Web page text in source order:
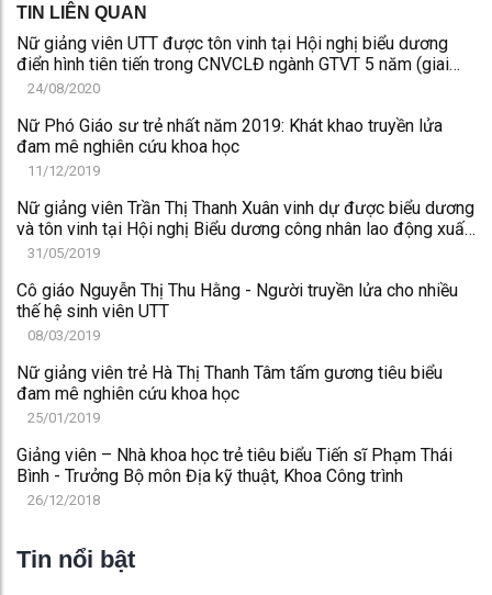
TIN LIÊN QUAN
Nữ giảng viên UTT được tôn vinh tại Hội nghị biểu dương
điển hình tiên tiến trong CNVCLĐ ngành GTVT 5 năm (giai
đoạn 2016-2020)
24/08/2020
Nữ Phó Giáo sư trẻ nhất năm 2019: Khát khao truyền lửa
đam mê nghiên cứu khoa học
11/12/2019
Nữ giảng viên Trần Thị Thanh Xuân vinh dự được biểu dương
và tôn vinh tại Hội nghị Biểu dương công nhân lao động xuất
sắc, tiêu biểu năm 2018
31/05/2019
Cô giáo Nguyễn Thị Thu Hằng - Người truyền lửa cho nhiều
thế hệ sinh viên UTT
08/03/2019
Nữ giảng viên trẻ Hà Thị Thanh Tâm tấm gương tiêu biểu
đam mê nghiên cứu khoa học
25/01/2019
Giảng viên – Nhà khoa học trẻ tiêu biểu Tiến sĩ Phạm Thái
Bình - Trưởng Bộ môn Địa kỹ thuật, Khoa Công trình
26/12/2018
Tin nổi bật